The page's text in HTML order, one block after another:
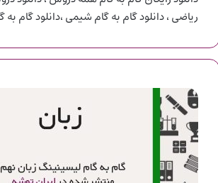
ریاضی ، دانلود گام به گام شیمی ،دانلود گام